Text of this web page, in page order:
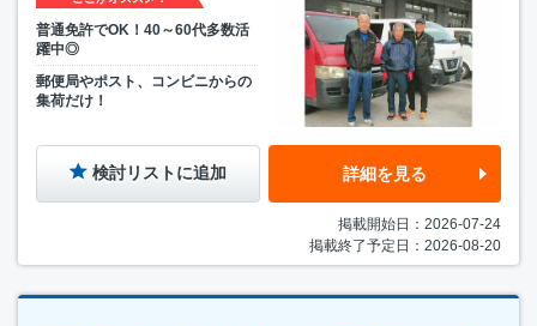
普通免許でOK！40～60代多数活
躍中◎
郵便局やポスト、コンビニからの
集荷だけ！
検討リストに追加 詳細を見る
掲載開始日：2026-07-24
掲載終了予定日：2026-08-20